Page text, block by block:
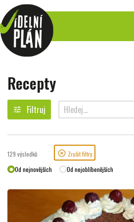
Recepty
tune Filtruj
129 výsledků highlight_off Zrušit filtry
Od nejnovějších
Od nejoblíbenějších